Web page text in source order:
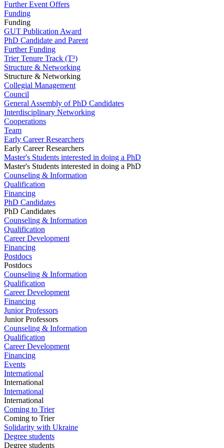
Further Event Offers
Funding
Funding
GUT Publication Award
PhD Candidate and Parent
Further Funding
Trier Tenure Track (T³)
Structure & Networking
Structure & Networking
Collegial Management
Council
General Assembly of PhD Candidates
Interdisciplinary Networking
Cooperations
Team
Early Career Researchers
Early Career Researchers
Master's Students interested in doing a PhD
Master's Students interested in doing a PhD
Counseling & Information
Qualification
Financing
PhD Candidates
PhD Candidates
Counseling & Information
Qualification
Career Development
Financing
Postdocs
Postdocs
Counseling & Information
Qualification
Career Development
Financing
Junior Professors
Junior Professors
Counseling & Information
Qualification
Career Development
Financing
Events
International
International
International
International
Coming to Trier
Coming to Trier
Solidarity with Ukraine
Degree students
Degree students